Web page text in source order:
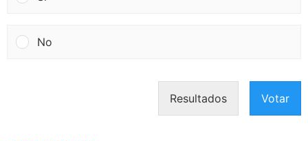
No
Resultados Votar